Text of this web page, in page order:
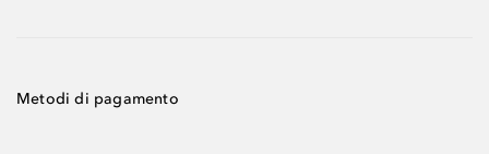
Metodi di pagamento